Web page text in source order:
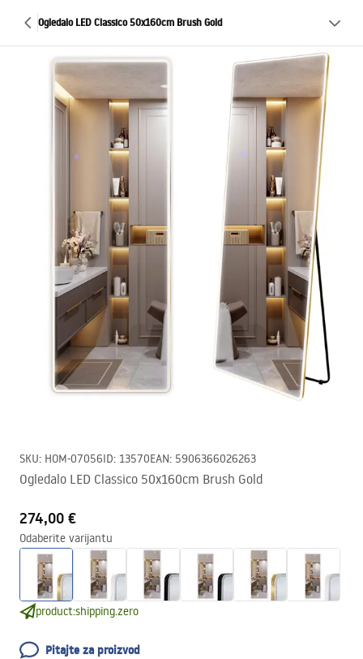
Ogledalo LED Classico 50x160cm Brush Gold
SKU: HOM-07056ID: 13570EAN: 5906366026263
Ogledalo LED Classico 50x160cm Brush Gold
274,00 €
Odaberite varijantu
product:shipping.zero
Pitajte za proizvod